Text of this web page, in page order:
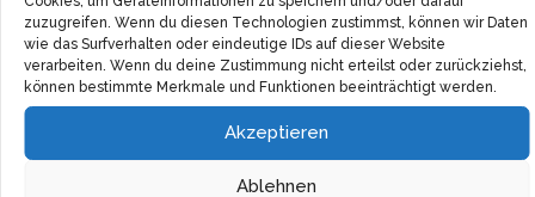
zuzugreifen. Wenn du diesen Technologien zustimmst, können wir Daten
wie das Surfverhalten oder eindeutige IDs auf dieser Website
verarbeiten. Wenn du deine Zustimmung nicht erteilst oder zurückziehst,
können bestimmte Merkmale und Funktionen beeinträchtigt werden.
Akzeptieren
Ablehnen
Das Aroma der Ankerkraut Gemüsebrühe entsteht aus
natürlichen Rohstoffen. Angeführt von Meersalz, das für
seine reichen Mineralien und seinen weichen
Geschmack bekannt ist, wird jeder Löffel zu einem
Sinneserlebnis. Lass dich von der Klarheit und dem